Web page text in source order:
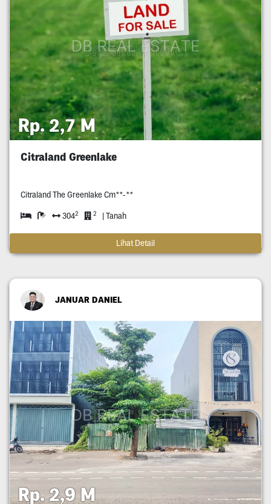
Rp. 2,7 M
Citraland Greenlake
Citraland The Greenlake Cm**-**
3042 2 | Tanah
Lihat Detail
JANUAR DANIEL
Rp. 2,9 M